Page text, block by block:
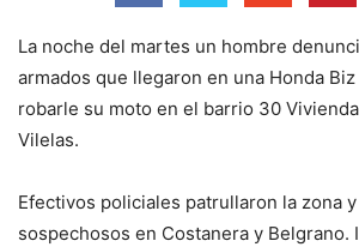
La noche del martes un hombre
armados que llegaron en una Honda Biz
robarle su moto en el barrio 30
Vilelas.
Efectivos policiales patrullaron la zona
sospechosos en Costanera y Belgrano.